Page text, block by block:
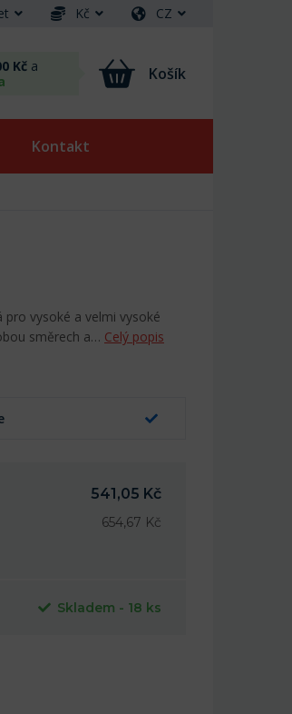
Kč CZ
Kč a
Košík
Kontakt
pro vysoké a velmi vysoké
směrech a… Celý popis
541,05 Kč
654,67 Kč
Skladem - 18 ks